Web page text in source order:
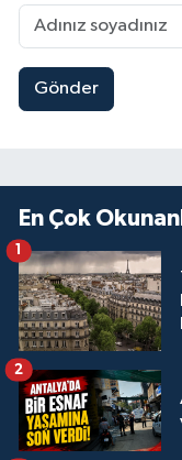
Gönder
En Çok
1
2